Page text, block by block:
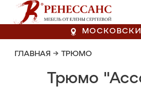
ГЛАВНАЯ → ТРЮМО
Трюмо